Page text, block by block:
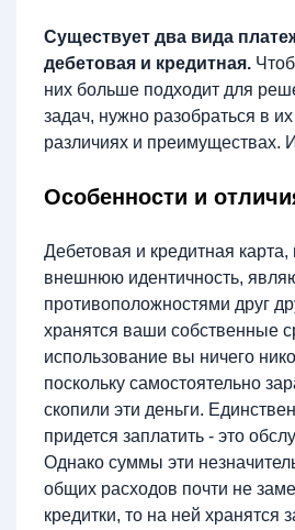
Существует два вида
дебетовая и кредитная.
них больше подходит для
задач, нужно разобраться в
различиях и преимуществах.
Особенности и
Дебетовая и кредитная карта,
внешнюю идентичность,
противоположностями друг
хранятся ваши собственные
использование вы ничего
поскольку самостоятельно
скопили эти деньги.
придется заплатить - это
Однако суммы эти
общих расходов почти не
кредитки, то на ней хранятся